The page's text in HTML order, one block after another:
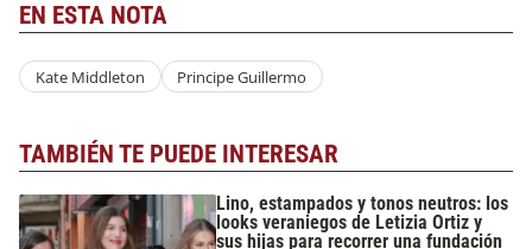
EN ESTA NOTA
Kate Middleton Principe Guillermo
TAMBIÉN TE PUEDE INTERESAR
Lino, estampados y tonos neutros: los
looks veraniegos de Letizia Ortiz y
sus hijas para recorrer una fundación